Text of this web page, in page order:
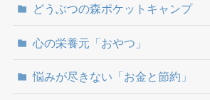
どうぶつの森ポケットキャンプ
心の栄養元「おやつ」
悩みが尽きない「お金と節約」